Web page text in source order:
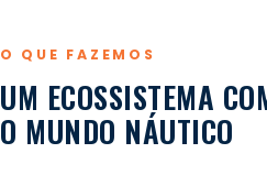
O QUE FAZEMOS
UM ECOSSISTEMA
O MUNDO NÁUTICO